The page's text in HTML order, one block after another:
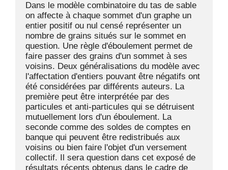
Dans le modèle combinatoire du tas de sable
on affecte à chaque sommet d'un graphe un
entier positif ou nul censé représenter un
nombre de grains situés sur le sommet en
question. Une règle d'éboulement permet de
faire passer des grains d'un sommet à ses
voisins. Deux généralisations du modèle avec
l'affectation d'entiers pouvant être négatifs ont
été considérées par différents auteurs. La
première peut être interprétée par des
particules et anti-particules qui se détruisent
mutuellement lors d'un éboulement. La
seconde comme des soldes de comptes en
banque qui peuvent être redistribués aux
voisins ou bien faire l'objet d'un versement
collectif. Il sera question dans cet exposé de
résultats récents obtenus dans le cadre de